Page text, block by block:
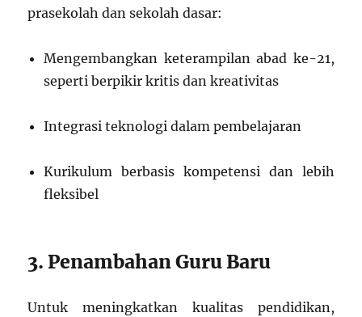
prasekolah dan sekolah dasar:
Mengembangkan keterampilan abad ke-21,
seperti berpikir kritis dan kreativitas
Integrasi teknologi dalam pembelajaran
Kurikulum berbasis kompetensi dan lebih
fleksibel
3. Penambahan Guru Baru
Untuk meningkatkan kualitas pendidikan,